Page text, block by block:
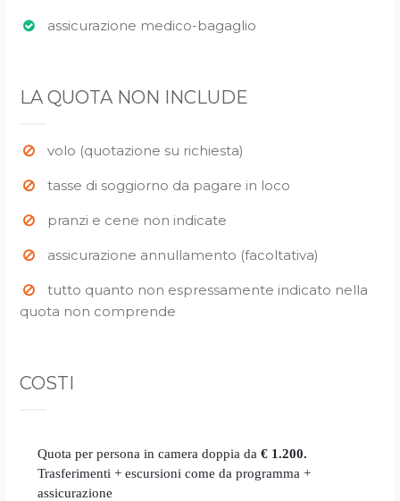
assicurazione medico-bagaglio
LA QUOTA NON INCLUDE
volo (quotazione su richiesta)
tasse di soggiorno da pagare in loco
pranzi e cene non indicate
assicurazione annullamento (facoltativa)
tutto quanto non espressamente indicato nella
quota non comprende
COSTI
Quota per persona in camera doppia da€ 1.200.
Trasferimenti + escursioni come da programma +
assicurazione